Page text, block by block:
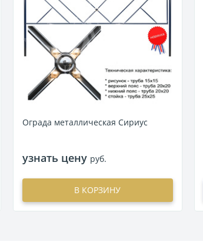
Ограда металлическая Сириус
узнать цену руб.
В КОРЗИНУ